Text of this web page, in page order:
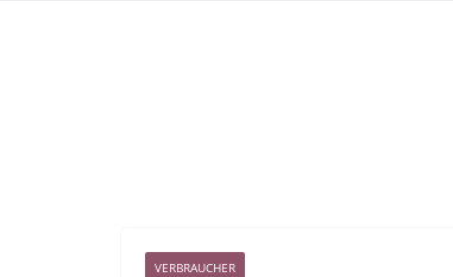
VERBRAUCHER